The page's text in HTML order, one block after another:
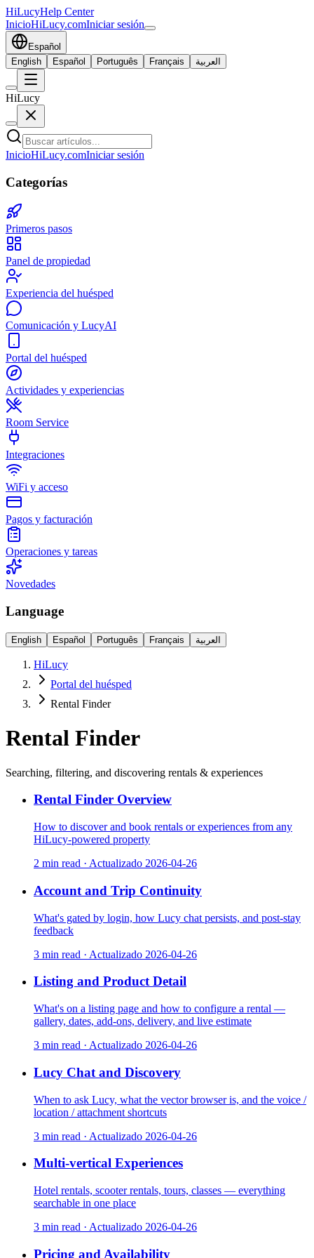
HiLucyHelp Center
InicioHiLucy.comIniciar sesión
Español
English
Español Português Français العربية
HiLucy
InicioHiLucy.comIniciar sesión
Categorías
Primeros pasos
Panel de propiedad
Experiencia del huésped
Comunicación y LucyAI
Portal del huésped
Actividades y experiencias
Room Service
Integraciones
WiFi y acceso
Pagos y facturación
Operaciones y tareas
Novedades
Language
English Español Português Français العربية
HiLucy
Portal del huésped
Rental Finder
Rental Finder
Searching, filtering, and discovering rentals & experiences
Rental Finder Overview
How to discover and book rentals or experiences from any
HiLucy-powered property
2 min read · Actualizado 2026-04-26
Account and Trip Continuity
What's gated by login, how Lucy chat persists, and post-stay
feedback
3 min read · Actualizado 2026-04-26
Listing and Product Detail
What's on a listing page and how to configure a rental —
gallery, dates, add-ons, delivery, and live estimate
3 min read · Actualizado 2026-04-26
Lucy Chat and Discovery
When to ask Lucy, what the vector browser is, and the voice /
location / attachment shortcuts
3 min read · Actualizado 2026-04-26
Multi-vertical Experiences
Hotel rentals, scooter rentals, tours, classes — everything
searchable in one place
3 min read · Actualizado 2026-04-26
Pricing and Availability